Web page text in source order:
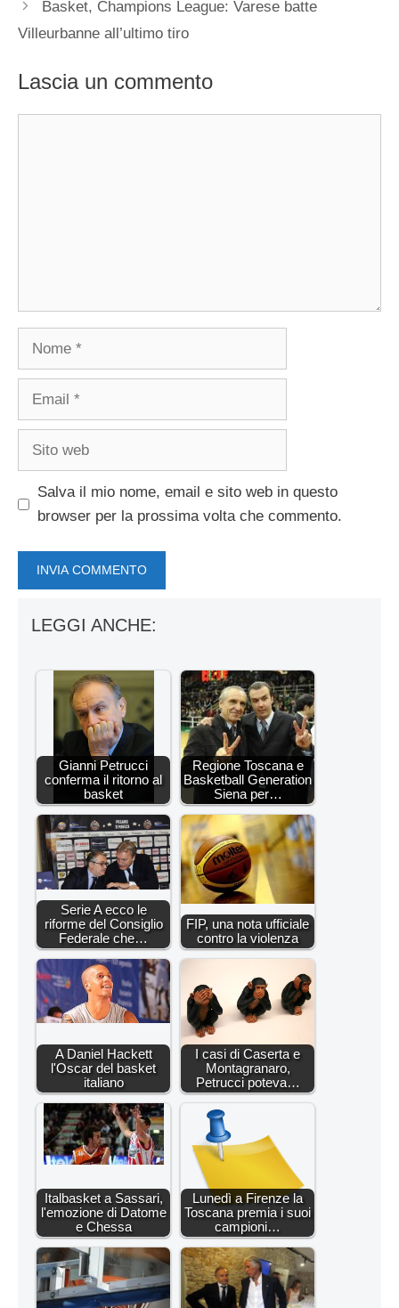
Basket, Champions League: Varese batte
Villeurbanne all’ultimo tiro
Lascia un commento
Nome
Email
Sito
Salva il mio nome, email e sito web in questo
browser per la prossima volta che commento.
LEGGI ANCHE:
Gianni Petrucci
conferma il ritorno al
basket
Regione Toscana e
Basketball Generation
Siena per…
Serie A ecco le
riforme del Consiglio
Federale che…
FIP, una nota ufficiale
contro la violenza
A Daniel Hackett
l'Oscar del basket
italiano
I casi di Caserta e
Montagranaro,
Petrucci poteva…
Italbasket a Sassari,
l'emozione di Datome
e Chessa
Lunedì a Firenze la
Toscana premia i suoi
campioni…